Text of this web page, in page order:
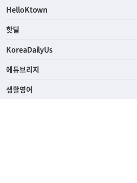
HelloKtown
핫딜
KoreaDailyUs
에듀브리지
생활영어